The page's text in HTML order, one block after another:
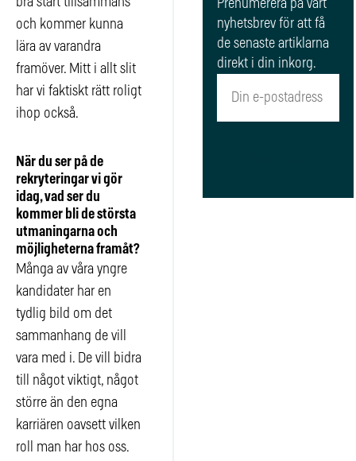
och kommer kunna
lära av varandra
framöver. Mitt i allt slit
har vi faktiskt rätt roligt
ihop också.
När du ser på de
rekryteringar vi gör
idag, vad ser du
kommer bli de största
utmaningarna och
möjligheterna framåt?
Många av våra yngre
kandidater har en
tydlig bild om det
sammanhang de vill
vara med i. De vill bidra
till något viktigt, något
större än den egna
karriären oavsett vilken
roll man har hos oss.
Prenumerera på vårt
nyhetsbrev för att få
de senaste artiklarna
direkt i din inkorg.